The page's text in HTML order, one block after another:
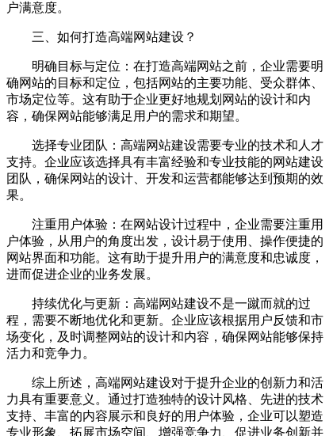
户满意度。
三、如何打造高端网站建设？
明确目标与定位：在打造高端网站之前，企业需要明
确网站的目标和定位，包括网站的主要功能、受众群体、
市场定位等。这有助于企业更好地规划网站的设计和内
容，确保网站能够满足用户的需求和期望。
选择专业团队：高端网站建设需要专业的技术和人才
支持。企业应该选择具有丰富经验和专业技能的网站建设
团队，确保网站的设计、开发和运营都能够达到预期的效
果。
注重用户体验：在网站设计过程中，企业需要注重用
户体验，从用户的角度出发，设计易于使用、操作便捷的
网站界面和功能。这有助于提升用户的满意度和忠诚度，
进而促进企业的业务发展。
持续优化与更新：高端网站建设不是一蹴而就的过
程，需要不断地优化和更新。企业应该根据用户反馈和市
场变化，及时调整网站的设计和内容，确保网站能够保持
活力和竞争力。
综上所述，高端网站建设对于提升企业的创新力和活
力具有重要意义。通过打造独特的设计风格、先进的技术
支持、丰富的内容展示和良好的用户体验，企业可以塑造
专业形象、拓展市场空间、增强竞争力、促进业务创新并